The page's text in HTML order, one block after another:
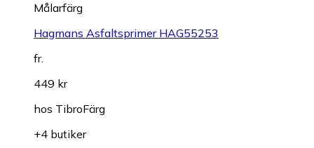
Målarfärg
Hagmans Asfaltsprimer HAG55253
fr.
449 kr
hos TibroFärg
+4 butiker